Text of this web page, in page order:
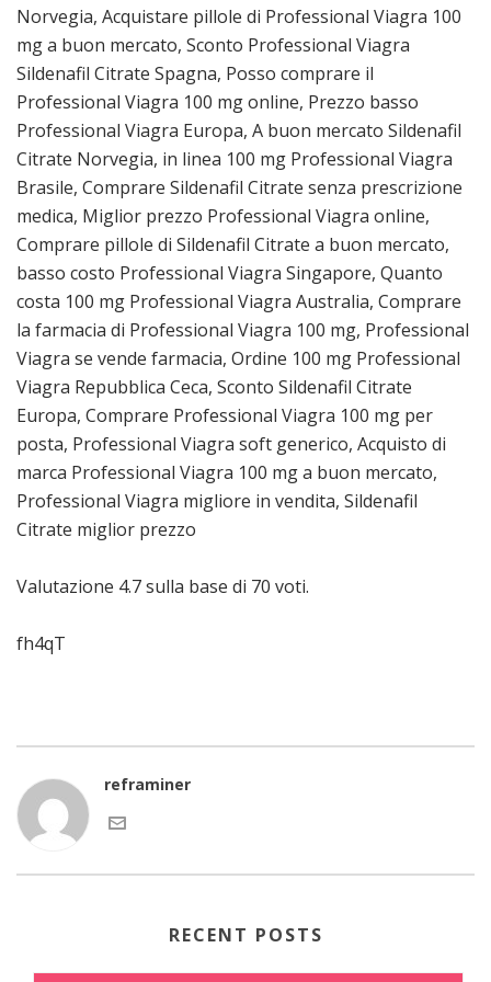
Norvegia, Acquistare pillole di Professional Viagra 100
mg a buon mercato, Sconto Professional Viagra
Sildenafil Citrate Spagna, Posso comprare il
Professional Viagra 100 mg online, Prezzo basso
Professional Viagra Europa, A buon mercato Sildenafil
Citrate Norvegia, in linea 100 mg Professional Viagra
Brasile, Comprare Sildenafil Citrate senza prescrizione
medica, Miglior prezzo Professional Viagra online,
Comprare pillole di Sildenafil Citrate a buon mercato,
basso costo Professional Viagra Singapore, Quanto
costa 100 mg Professional Viagra Australia, Comprare
la farmacia di Professional Viagra 100 mg, Professional
Viagra se vende farmacia, Ordine 100 mg Professional
Viagra Repubblica Ceca, Sconto Sildenafil Citrate
Europa, Comprare Professional Viagra 100 mg per
posta, Professional Viagra soft generico, Acquisto di
marca Professional Viagra 100 mg a buon mercato,
Professional Viagra migliore in vendita, Sildenafil
Citrate miglior prezzo
Valutazione 4.7sulla base di 70 voti.
fh4qT
reframiner
RECENT POSTS